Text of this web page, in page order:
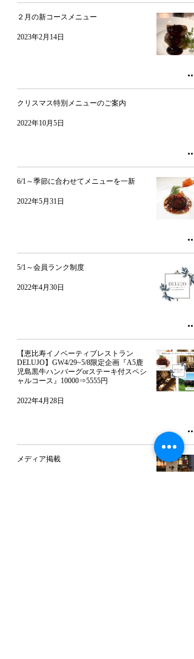
２月の新コースメニュー
2023年2月14日
クリスマス特別メニューのご案内
2022年10月5日
6/1～季節に合わせてメニューを一新
2022年5月31日
5/1～会員ランク制度
2022年4月30日
【恵比寿イノベーティブレストラン
DELUJO】GW4/29~5/8限定企画『A5鹿
児島黒牛ハンバーグorステーキ付スペシ
ャルコース』10000⇒5555円
2022年4月28日
メディア掲載